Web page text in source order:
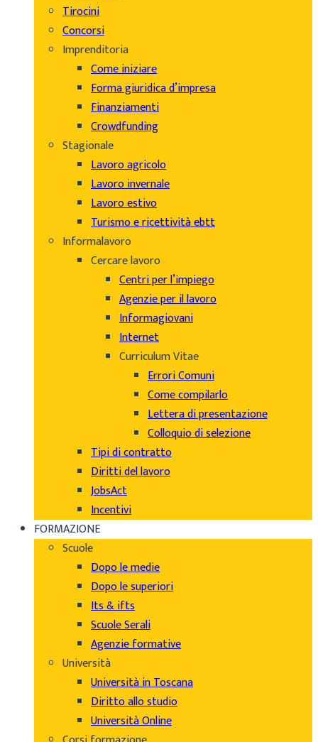
Tirocini
Concorsi
Imprenditoria
Come iniziare
Forma giuridica d’impresa
Finanziamenti
Crowdfunding
Stagionale
Lavoro agricolo
Lavoro invernale
Lavoro estivo
Turismo e ricettività ebtt
Informalavoro
Cercare lavoro
Centri per l’impiego
Agenzie per il lavoro
Informagiovani
Internet
Curriculum Vitae
Errori Comuni
Come compilarlo
Lettera di presentazione
Colloquio di selezione
Tipi di contratto
Diritti del lavoro
JobsAct
Incentivi
FORMAZIONE
Scuole
Dopo le medie
Dopo le superiori
Its & ifts
Scuole Serali
Agenzie formative
Università
Università in Toscana
Diritto allo studio
Università Online